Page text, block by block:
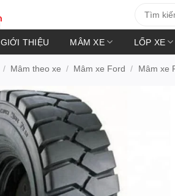
kiếm:
GIỚI THIỆU MÂM XE LỐP XE
/ Mâm theo xe / Mâm xe Ford / Mâm xe